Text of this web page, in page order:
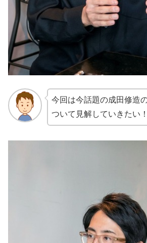
今回は今話題の成田修造
ついて見解していきたい！